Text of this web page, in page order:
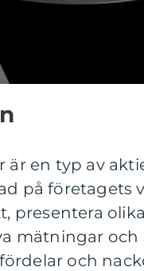
är en typ av
på företagets
presentera
mätningar
och